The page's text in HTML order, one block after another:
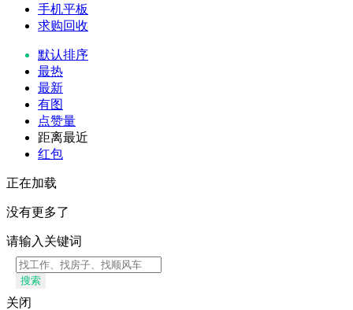
手机平板
求购回收
默认排序
最热
最新
有图
点赞量
距离最近
红包
正在加载
没有更多了
请输入关键词
搜索
关闭